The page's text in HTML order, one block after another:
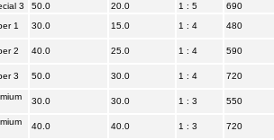
3 50.0 20.0 1 : 5
690
1 30.0 15.0 1 : 4 480
2 40.0 25.0 1 : 4 590
3 50.0 30.0 1 : 4 720
30.0 30.0 1 : 3 550
40.0 40.0 1 : 3 720